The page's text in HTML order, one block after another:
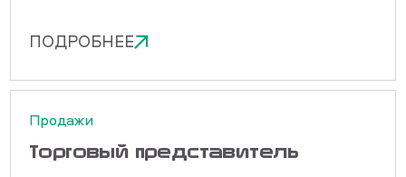
ПОДРОБНЕЕ
Продажи
Торговый представитель